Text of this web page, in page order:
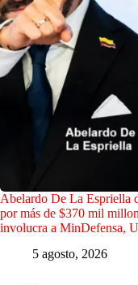
Abelardo De La Espriella
por más de $370 mil
involucra a MinDefensa,
5 agosto, 2026